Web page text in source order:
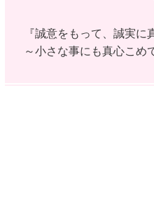
『誠意をもって、誠実に
～小さな事にも真心こめ